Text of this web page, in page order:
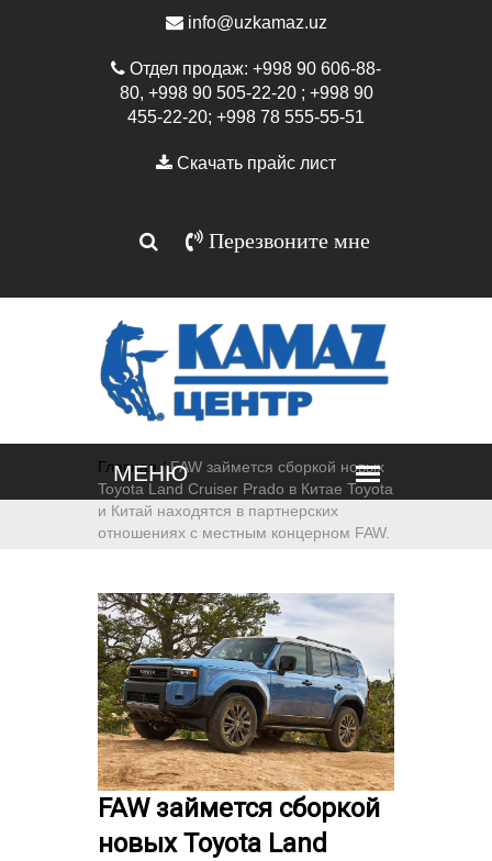
info@uzkamaz.uz
Отдел продаж: +998 90 606-88-
80, +998 90 505-22-20 ; +998 90
455-22-20; +998 78 555-55-51
Скачать прайс лист
Перезвоните мне
Главная / FAW займется сборкой новых
Toyota Land Cruiser Prado в Китае Toyota
и Китай находятся в партнерских
отношениях с местным концерном FAW.
FAW займется сборкой
новых Toyota Land